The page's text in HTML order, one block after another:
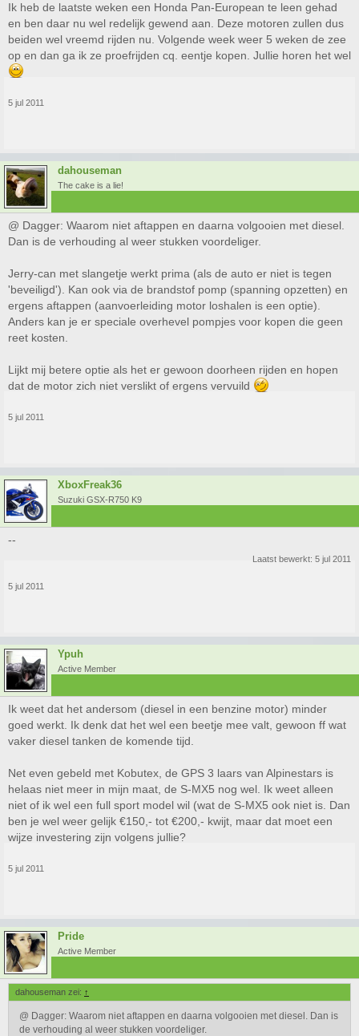
Ik heb de laatste weken een Honda Pan-European te leen gehad
en ben daar nu wel redelijk gewend aan. Deze motoren zullen dus
beiden wel vreemd rijden nu. Volgende week weer 5 weken de zee
op en dan ga ik ze proefrijden cq. eentje kopen. Jullie horen het wel
5 jul 2011
dahouseman
The cake is a lie!
@ Dagger: Waarom niet aftappen en daarna volgooien met diesel.
Dan is de verhouding al weer stukken voordeliger.
Jerry-can met slangetje werkt prima (als de auto er niet is tegen
'beveiligd'). Kan ook via de brandstof pomp (spanning opzetten) en
ergens aftappen (aanvoerleiding motor loshalen is een optie).
Anders kan je er speciale overhevel pompjes voor kopen die geen
reet kosten.
Lijkt mij betere optie als het er gewoon doorheen rijden en hopen
dat de motor zich niet verslikt of ergens vervuild
5 jul 2011
XboxFreak36
Suzuki GSX-R750 K9
--
Laatst bewerkt: 5 jul 2011
5 jul 2011
Ypuh
Active Member
Ik weet dat het andersom (diesel in een benzine motor) minder
goed werkt. Ik denk dat het wel een beetje mee valt, gewoon ff wat
vaker diesel tanken de komende tijd.
Net even gebeld met Kobutex, de GPS 3 laars van Alpinestars is
helaas niet meer in mijn maat, de S-MX5 nog wel. Ik weet alleen
niet of ik wel een full sport model wil (wat de S-MX5 ook niet is. Dan
ben je wel weer gelijk €150,- tot €200,- kwijt, maar dat moet een
wijze investering zijn volgens jullie?
5 jul 2011
Pride
Active Member
dahouseman zei: ↑
@ Dagger: Waarom niet aftappen en daarna volgooien met diesel. Dan is
de verhouding al weer stukken voordeliger.